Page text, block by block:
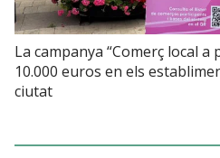
La campanya “Comerç local
10.000 euros en els
ciutat